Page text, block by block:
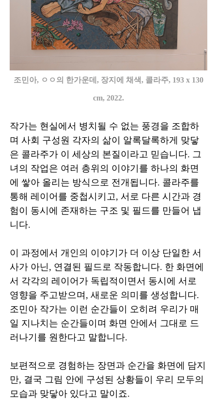
조민아, ㅇㅇ의 한가운데, 장지에 채색, 콜라주, 193 x 130
cm, 2022.
작가는 현실에서 병치될 수 없는 풍경을 조합하
며 사회 구성원 각자의 삶이 알록달록하게 맞닿
은 콜라주가 이 세상의 본질이라고 믿습니다. 그
녀의 작업은 여러 층위의 이야기를 하나의 화면
에 쌓아 올리는 방식으로 전개됩니다. 콜라주를
통해 레이어를 중첩시키고, 서로 다른 시간과 경
험이 동시에 존재하는 구조 및 필드를 만들어 냅
니다.
이 과정에서 개인의 이야기가 더 이상 단일한 서
사가 아닌, 연결된 필드로 작동합니다. 한 화면에
서 각각의 레이어가 독립적이면서 동시에 서로
영향을 주고받으며, 새로운 의미를 생성합니다.
조민아 작가는 이런 순간들이 오히려 우리가 매
일 지나치는 순간들이며 화면 안에서 그대로 드
러나기를 원한다고 말합니다.
보편적으로 경험하는 장면과 순간을 화면에 담지
만, 결국 그림 안에 구성된 상황들이 우리 모두의
모습과 맞닿아 있다고 말이죠.